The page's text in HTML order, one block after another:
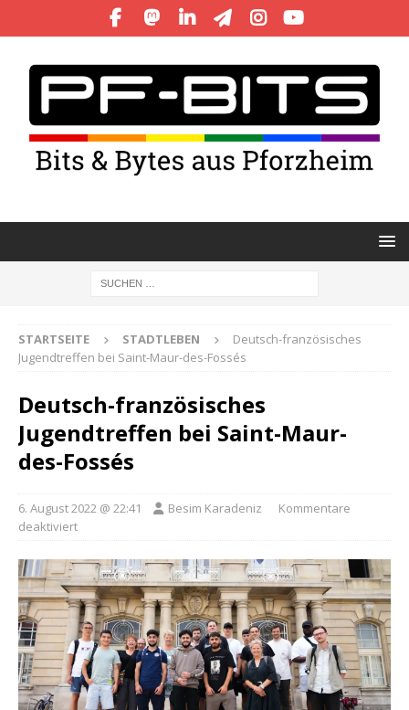
STARTSEITE STADTLEBEN
Deutsch-französisches
Jugendtreffen bei Saint-Maur-des-Fossés
Deutsch-französisches
Jugendtreffen bei Saint-Maur-
des-Fossés
6. August 2022 @ 22:41 Besim Karadeniz
Kommentare
deaktiviert